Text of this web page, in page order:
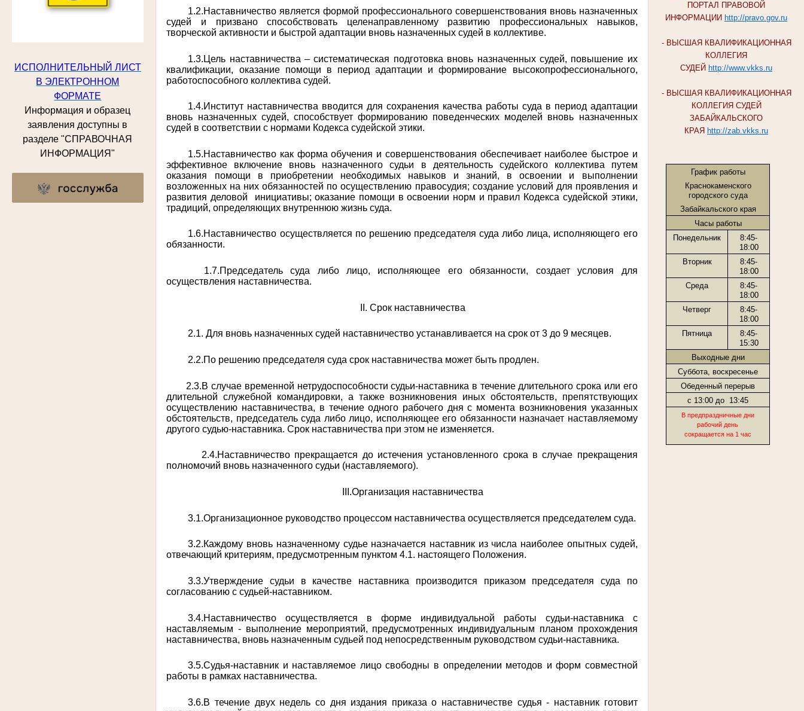
ИСПОЛНИТЕЛЬНЫЙ ЛИСТ
В ЭЛЕКТРОННОМ
ФОРМАТЕ
Информация и образец
заявления доступны в
разделе "СПРАВОЧНАЯ
ИНФОРМАЦИЯ"
ПОРТАЛ ПРАВОВОЙ
ИНФОРМАЦИИ http://pravo.gov.ru
- ВЫСШАЯ КВАЛИФИКАЦИОННАЯ
КОЛЛЕГИЯ
СУДЕЙ http://www.vkks.ru
- ВЫСШАЯ КВАЛИФИКАЦИОННАЯ
КОЛЛЕГИЯ СУДЕЙ
ЗАБАЙКАЛЬСКОГО
КРАЯ http://zab.vkks.ru
График работы
Краснокаменского
городского суда
Забайкальского края
Часы работы
Понедельник
8:45-
18:00
Вторник
8:45-
18:00
Среда
8:45-
18:00
Четверг
8:45-
18:00
Пятница
8:45-
15:30
Выходные дни
Суббота, воскресенье
Обеденный перерыв
с 13:00 до 13:45
В предпраздничные дни
рабочий день
сокращается на 1 час
1.2.Наставничество является формой профессионального совершенствования вновь назначенных
судей и призвано способствовать целенаправленному развитию профессиональных навыков,
творческой активности и быстрой адаптации вновь назначенных судей в коллективе.
1.3.Цель наставничества – систематическая подготовка вновь назначенных судей, повышение их
квалификации, оказание помощи в период адаптации и формирование высокопрофессионального,
работоспособного коллектива судей.
1.4.Институт наставничества вводится для сохранения качества работы суда в период адаптации
вновь назначенных судей, способствует формированию поведенческих моделей вновь назначенных
судей в соответствии с нормами Кодекса судейской этики.
1.5.Наставничество как форма обучения и совершенствования обеспечивает наиболее быстрое и
эффективное включение вновь назначенного судьи в деятельность судейского коллектива путем
оказания помощи в приобретении необходимых навыков и знаний, в освоении и выполнении
возложенных на них обязанностей по осуществлению правосудия; создание условий для проявления и
развития деловой
инициативы; оказание помощи в освоении норм и правил Кодекса судейской этики,
традиций, определяющих внутреннюю жизнь суда.
1.6.Наставничество осуществляется по решению председателя суда либо лица, исполняющего его
обязанности.
1.7.Председатель суда либо лицо, исполняющее его обязанности, создает условия для
осуществления наставничества.
. Срок наставничества
2.1. Для вновь назначенных судей наставничество устанавливается на срок от 3 до 9 месяцев.
2.2.По решению председателя суда срок наставничества может быть продлен.
2.3.В случае временной нетрудоспособности судьи-наставника в течение длительного срока или его
длительной служебной командировки, а также возникновения иных обстоятельств, препятствующих
осуществлению наставничества, в течение одного рабочего дня с момента возникновения указанных
обстоятельств, председатель суда либо лицо, исполняющее его обязанности назначает наставляемому
другого судью-наставника. Срок наставничества при этом не изменяется.
2.4.Наставничество прекращается до истечения установленного срока в случае прекращения
полномочий вновь назначенного судьи (наставляемого).
.Организация наставничества
3.1.Организационное руководство процессом наставничества осуществляется председателем суда.
3.2.Каждому вновь назначенному судье назначается наставник из числа наиболее опытных судей,
отвечающий критериям, предусмотренным пунктом 4.1. настоящего Положения.
3.3.Утверждение судьи в качестве наставника производится приказом председателя суда по
согласованию с судьей-наставником.
3.4.Наставничество осуществляется в форме индивидуальной работы судьи-наставника с
наставляемым - выполнение мероприятий, предусмотренных индивидуальным планом прохождения
наставничества, вновь назначенным судьей под непосредственным руководством судьи-наставника.
3.5.Судья-наставник и наставляемое лицо свободны в определении методов и форм совместной
работы в рамках наставничества.
3.6.В течение двух недель со дня издания приказа о наставничестве судья - наставник готовит